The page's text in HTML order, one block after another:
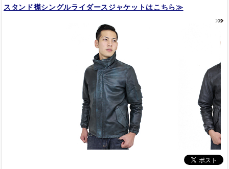
スタンド襟シングルライダースジャケットはこちら≫